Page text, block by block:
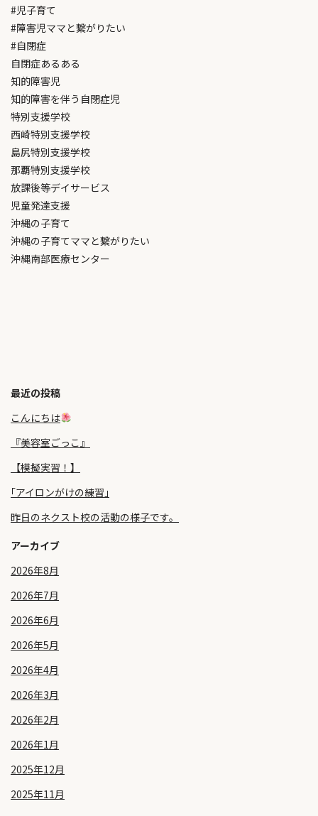
#児子育て
#障害児ママと繋がりたい
#自閉症
自閉症あるある
知的障害児
知的障害を伴う自閉症児
特別支援学校
西崎特別支援学校
島尻特別支援学校
那覇特別支援学校
放課後等デイサービス
児童発達支援
沖縄の子育て
沖縄の子育てママと繋がりたい
沖縄南部医療センター
最近の投稿
こんにちは
『美容室ごっこ』
【模擬実習！】
｢アイロンがけの練習｣
昨日のネクスト校の活動の様子です。
アーカイブ
2026年8月
2026年7月
2026年6月
2026年5月
2026年4月
2026年3月
2026年2月
2026年1月
2025年12月
2025年11月